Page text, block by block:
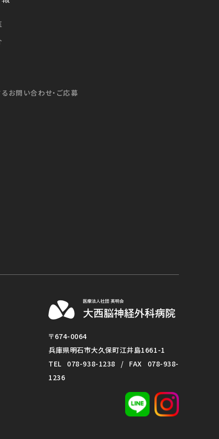
お問い合わせ・ご応募
〒674-0064
兵庫県明石市大久保町江井島1661-1
TEL 078-938-1238 / FAX 078-938-
1236